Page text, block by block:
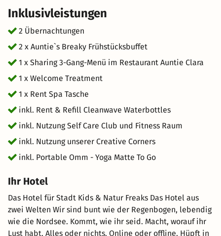
Inklusivleistungen
2 Übernachtungen
2 x Auntie`s Breaky Frühstücksbuffet
1 x Sharing 3-Gang-Menü im Restaurant Auntie Clara
1 x Welcome Treatment
1 x Rent Spa Tasche
inkl. Rent & Refill Cleanwave Waterbottles
inkl. Nutzung Self Care Club und Fitness Raum
inkl. Nutzung unserer Creative Corners
inkl. Portable Omm - Yoga Matte To Go
Ihr Hotel
Das Hotel für Stadt Kids & Natur Freaks Das Hotel aus
zwei Welten Wir sind bunt wie der Regenbogen, lebendig
wie die Nordsee. Kommt, wie ihr seid. Macht, worauf ihr
Lust habt. Alles oder nichts. Online oder offline. Hüpft in